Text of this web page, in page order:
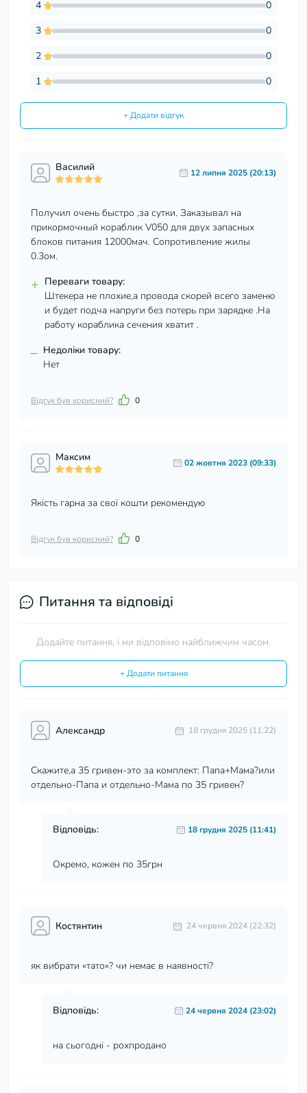
4
0
3
0
2
0
1
0
+ Додати відгук
Василий 12 липня 2025 (20:13)
Получил очень быстро ,за сутки. Заказывал на
прикормочный кораблик V050 для двух запасных
блоков питания 12000мач. Сопротивление жилы
0.3ом.
+ Переваги товару:
Штекера не плохие,а провода скорей всего заменю
и будет подча напруги без потерь при зарядке .На
работу кораблика сечения хватит .
– Недоліки товару:
Нет
Відгук був корисний? 0
Максим 02 жовтня 2023 (09:33)
Якість гарна за свої кошти рекомендую
Відгук був корисний? 0
Питання та відповіді
Додайте питання, і ми відповімо найближчим часом.
+ Додати питання
Александр 18 грудня 2025 (11:22)
Скажите,а 35 гривен-это за комплект: Папа+Мама?или
отдельно-Папа и отдельно-Мама по 35 гривен?
Відповідь: 18 грудня 2025 (11:41)
Окремо, кожен по 35грн
Костянтин 24 червня 2024 (22:32)
як вибрати «тато»? чи немає в наявності?
Відповідь: 24 червня 2024 (23:02)
на сьогодні - рохпродано